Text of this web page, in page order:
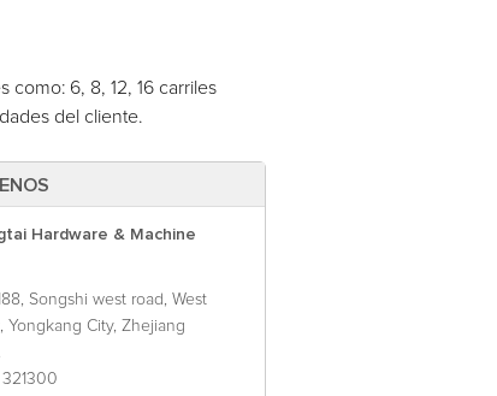
como: 6, 8, 12, 16 carriles
del cliente.
Hardware & Machine
Songshi west road, West
Yongkang City, Zhejiang
321300